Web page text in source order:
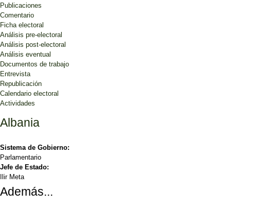
Publicaciones
Comentario
Ficha electoral
Análisis pre-electoral
Análisis post-electoral
Análisis eventual
Documentos de trabajo
Entrevista
Republicación
Calendario electoral
Actividades
Albania
Sistema de Gobierno:
Parlamentario
Jefe de Estado:
Ilir Meta
Además...